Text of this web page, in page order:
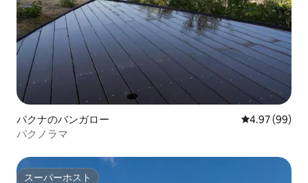
パクナのバンガロー レビュー99
4.97 (99)
パクノラマ
スーパーホスト